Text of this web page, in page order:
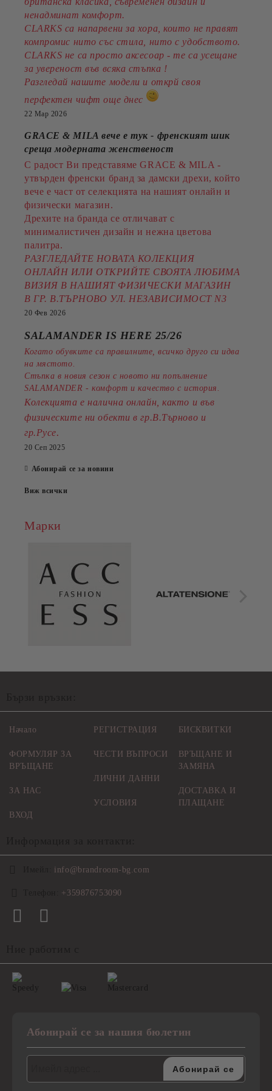
ненадминат комфорт.
CLARKS са напарвени за хора, които не правят
компромис нито със стила, нито с удобството.
CLARKS не са просто аксесоар - те са усещане
за увереност във всяка стъпка !
Разгледай нашите модели и открй своя
перфектен чифт още днес
22 Мар 2026
GRACE & MILA вече е тук - френският шик
среща модерната женственост
С радост Ви представяме GRACE & MILA -
утвърден френски бранд за дамски дрехи, който
вече е част от селекцията на нашият онлайн и
физически магазин.
Дрехите на бранда се отличават с
минималистичен дизайн и нежна цветова
палитра.
РАЗГЛЕДАЙТЕ НОВАТА КОЛЕКЦИЯ
ОНЛАЙН ИЛИ ОТКРИЙТЕ СВОЯТА ЛЮБИМА
ВИЗИЯ В НАШИЯТ ФИЗИЧЕСКИ МАГАЗИН
В ГР. В.ТЪРНОВО УЛ. НЕЗАВИСИМОСТ N3
20 Фев 2026
SALAMANDER IS HERE 25/26
Когато обувките са правилните, всичко друго си идва
на мястото.
Стъпка в новия сезон с новото ни попълнение
SALAMANDER - комфорт и качество с история.
Колекцията е налична онлайн, както и във
физическите ни обекти в гр.В.Търново и
гр.Русе.
20 Сеп 2025
Абонирай се за новини
Виж всички
Марки
Начало
ФОРМУЛЯР ЗА
ВРЪЩАНЕ
ЗА НАС
ВХОД
РЕГИСТРАЦИЯ
ЧЕСТИ ВЪПРОСИ
ЛИЧНИ ДАННИ
УСЛОВИЯ
БИСКВИТКИ
ВРЪЩАНЕ И
ЗАМЯНА
ДОСТАВКА И
ПЛАЩАНЕ
info@brandroom-bg.com
+359876753090
Абонирай се за нашия бюлетин